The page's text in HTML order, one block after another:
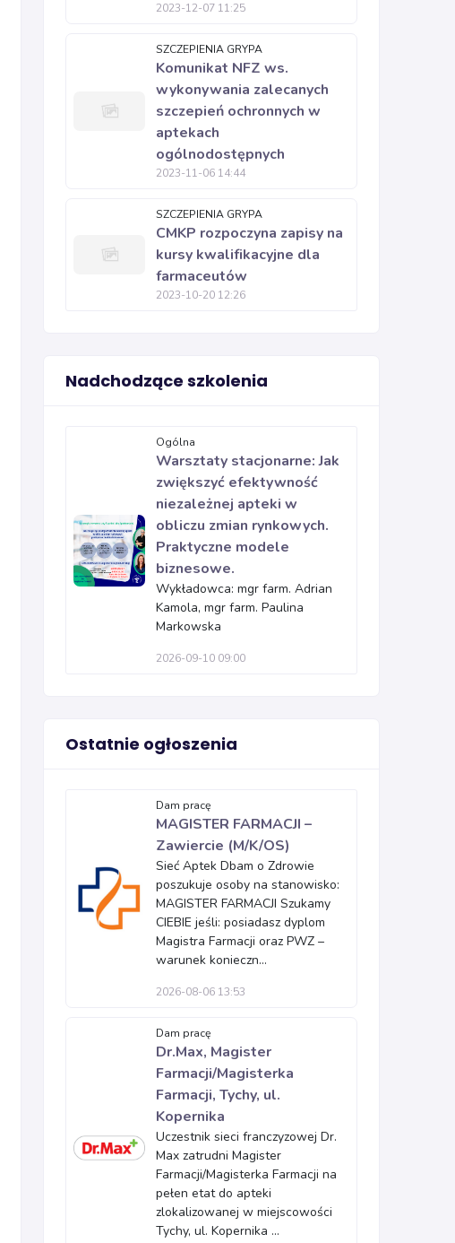
2023-12-07 11:25
SZCZEPIENIA GRYPA
Komunikat NFZ ws.
wykonywania zalecanych
szczepień ochronnych w
aptekach
ogólnodostępnych
2023-11-06 14:44
SZCZEPIENIA GRYPA
CMKP rozpoczyna zapisy na
kursy kwalifikacyjne dla
farmaceutów
2023-10-20 12:26
Nadchodzące szkolenia
Ogólna
Warsztaty stacjonarne: Jak
zwiększyć efektywność
niezależnej apteki w
obliczu zmian rynkowych.
Praktyczne modele
biznesowe.
Wykładowca: mgr farm. Adrian
Kamola, mgr farm. Paulina
Markowska
2026-09-10 09:00
Ostatnie ogłoszenia
Dam pracę
MAGISTER FARMACJI –
Zawiercie (M/K/OS)
Sieć Aptek Dbam o Zdrowie
poszukuje osoby na stanowisko:
MAGISTER FARMACJI Szukamy
CIEBIE jeśli: posiadasz dyplom
Magistra Farmacji oraz PWZ –
warunek konieczn...
2026-08-06 13:53
Dam pracę
Dr.Max, Magister
Farmacji/Magisterka
Farmacji, Tychy, ul.
Kopernika
Uczestnik sieci franczyzowej Dr.
Max zatrudni Magister
Farmacji/Magisterka Farmacji na
pełen etat do apteki
zlokalizowanej w miejscowości
Tychy, ul. Kopernika ...